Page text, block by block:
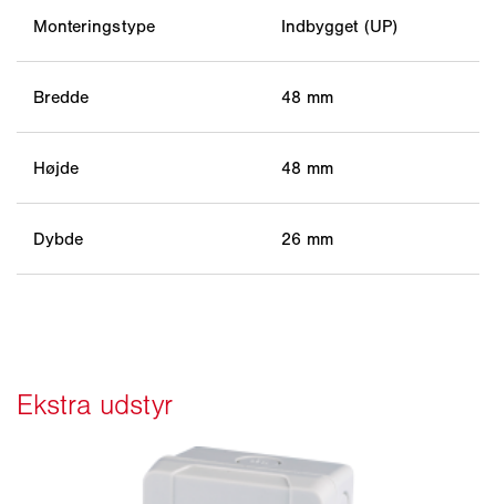
Monteringstype Indbygget (UP)
Bredde 48 mm
Højde 48 mm
Dybde 26 mm